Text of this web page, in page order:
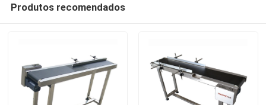
Produtos recomendados